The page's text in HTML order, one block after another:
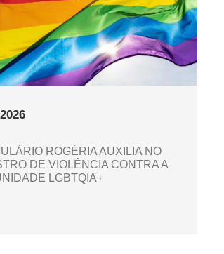
ROGÉRIA AUXILIA NO
DE VIOLÊNCIA CONTRA A
LGBTQIA+